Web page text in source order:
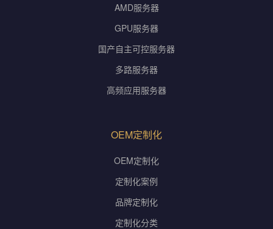
AMD服务器
GPU服务器
国产自主可控服务器
多路服务器
高频应用服务器
OEM定制化
OEM定制化
定制化案例
品牌定制化
定制化分类